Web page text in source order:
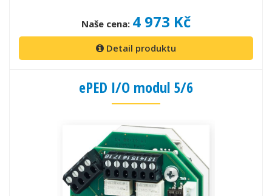
Naše cena: 4 973 Kč
Detail produktu
ePED I/O modul 5/6